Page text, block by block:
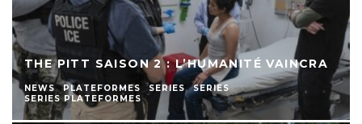
THE PITT SAISON 2 : L’HUMANITÉ VAINCRA
NEWS PLATEFORMES SERIES
SERIES
SERIES PLATEFORMES